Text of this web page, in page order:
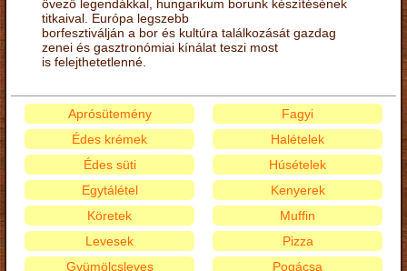
övező legendákkal, hungarikum borunk készítésének
titkaival. Európa legszebb
borfesztiválján a bor és kultúra találkozását gazdag
zenei és gasztronómiai kínálat teszi most
is felejthetetlenné.
Aprósütemény
Édes krémek
Édes süti
Egytálétel
Fagyi
Halételek
Húsételek
Kenyerek
Köretek
Levesek
Gyümölcsleves
Muffin
Pizza
Pogácsa